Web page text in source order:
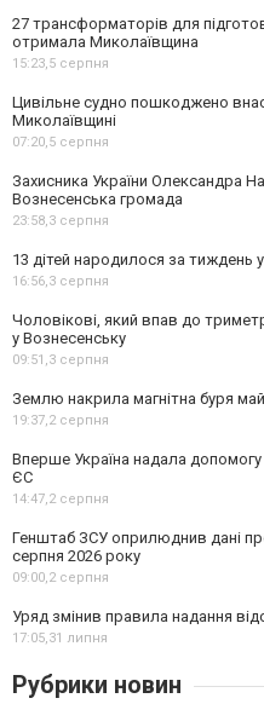
27 трансформаторів для
отримала Миколаївщина
15:23,5 серпня
Цивільне судно пошкоджено
Миколаївщині
07:20,5 серпня
Захисника України Олександра
Вознесенська громада
23:58,3 серпня
13 дітей народилося за тиждень
16:56,3 серпня
Чоловікові, який впав до
у Вознесенську
09:51,3 серпня
Землю накрила магнітна буря
19:37,2 серпня
Вперше Україна надала допомогу
ЄС
14:47,2 серпня
Генштаб ЗСУ оприлюднив дані
серпня 2026 року
09:00,2 серпня
Уряд змінив правила надання
17:05,31 липня
Рубрики новин